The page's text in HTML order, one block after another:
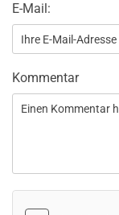
E-Mail:
Kommentar